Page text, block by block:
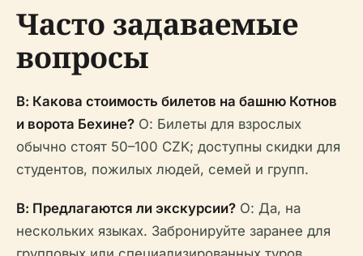
Часто задаваемые
вопросы
В: Какова стоимость билетов на башню Котнов
и ворота Бехине? О: Билеты для взрослых
обычно стоят 50–100 CZK; доступны скидки для
студентов, пожилых людей, семей и групп.
В: Предлагаются ли экскурсии? О: Да, на
нескольких языках. Забронируйте заранее для